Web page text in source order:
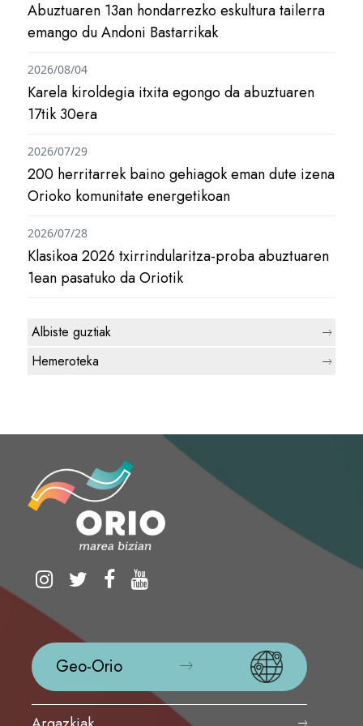
Abuztuaren 13an hondarrezko eskultura tailerra
emango du Andoni Bastarrikak
Karela kiroldegia itxita egongo da abuztuaren
17tik 30era
2026/08/04
200 herritarrek baino gehiagok eman dute izena
Orioko komunitate energetikoan
2026/07/29
Klasikoa 2026 txirrindularitza-proba abuztuaren
1ean pasatuko da Oriotik
2026/07/28
Albiste guztiak
Hemeroteka
Geo-Orio